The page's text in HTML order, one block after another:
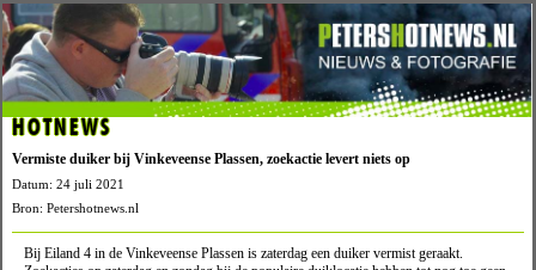
HOTNEWS
Vermiste duiker bij Vinkeveense Plassen, zoekactie levert niets op
Datum: 24 juli 2021
Bron: Petershotnews.nl
Bij Eiland 4 in de Vinkeveense Plassen is zaterdag een duiker vermist geraakt.